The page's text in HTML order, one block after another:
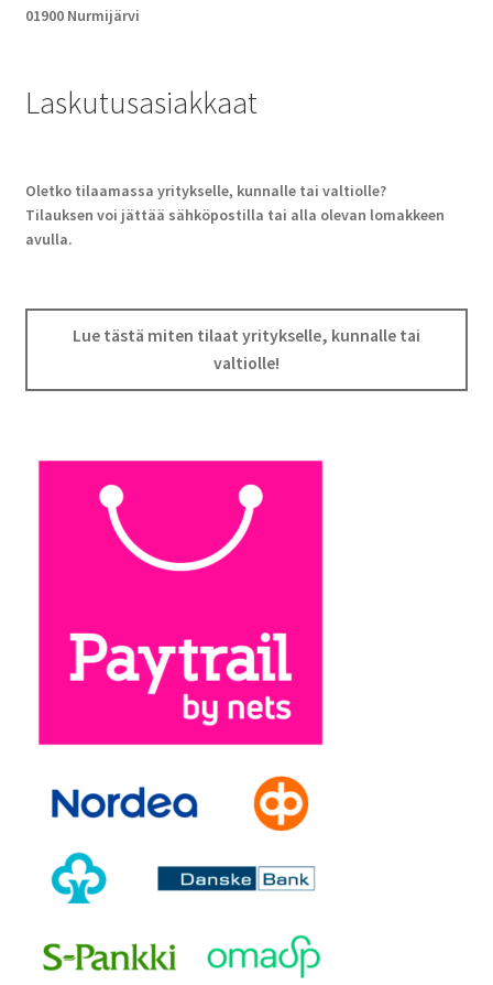
01900 Nurmijärvi
Laskutusasiakkaat
Oletko tilaamassa yritykselle, kunnalle tai valtiolle?
Tilauksen voi jättää sähköpostilla tai alla olevan lomakkeen
avulla.
Lue tästä miten tilaat yritykselle, kunnalle tai
valtiolle!